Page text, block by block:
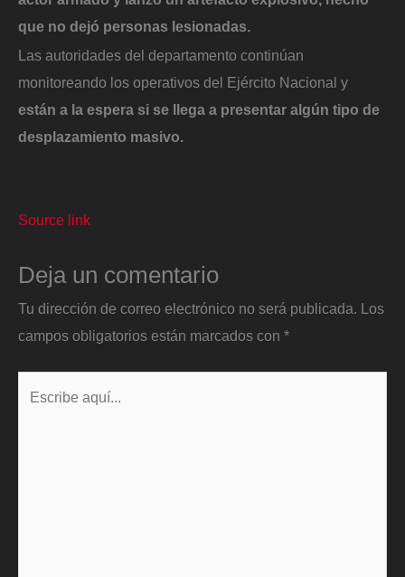
que no dejó personas lesionadas.
Las autoridades del departamento continúan
monitoreando los operativos del Ejército Nacional y
están a la espera si se llega a presentar algún tipo de
desplazamiento masivo.
Source link
Deja un comentario
Tu dirección de correo electrónico no será publicada.
Los
campos obligatorios están marcados con *